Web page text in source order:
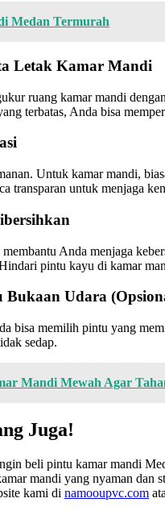
Medan Termurah
Letak Kamar Mandi
ruang kamar mandi
terbatas, Anda bisa
Untuk kamar mandi,
transparan untuk menjaga
Anda menjaga
pintu kayu di kamar
Bukaan Udara
bisa memilih pintu yang
sedap.
Mandi Mewah Agar
Juga!
beli pintu kamar mandi
mandi yang nyaman
kami di namooupvc.com